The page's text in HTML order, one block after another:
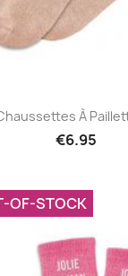
Quick view
À
€6.95
OF-STOCK